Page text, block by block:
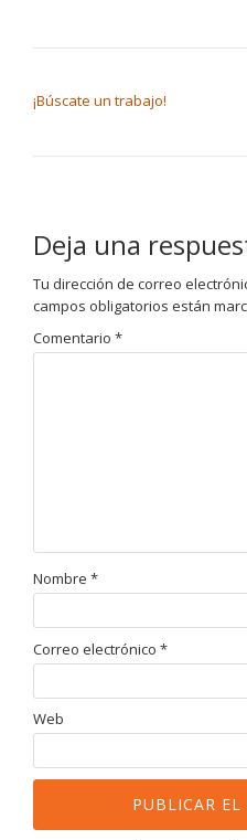
¡Búscate un trabajo!
Deja una
Tu dirección de correo
campos obligatorios están
Comentario *
Nombre *
Correo electrónico *
Web